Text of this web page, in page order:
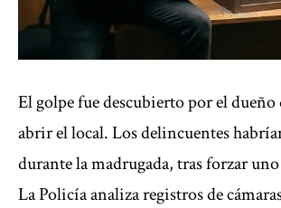
El golpe fue descubierto por el
abrir el local. Los delincuentes
durante la madrugada, tras forzar uno
La Policía analiza registros de